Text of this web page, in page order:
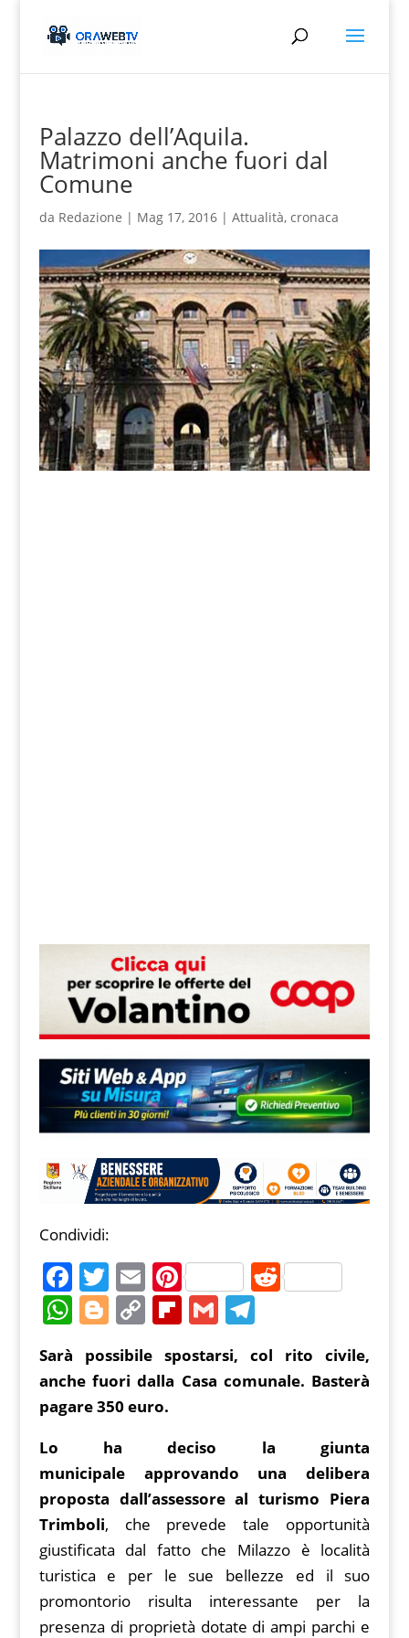
Palazzo dell’Aquila.
Matrimoni anche fuori dal
Comune
da Redazione | Mag 17, 2016| Attualità, cronaca
Condividi:
F
a
c
e
b
o
k
T
w
itt
er
E
m
ai
l
Pi
nt
er
e
st
R
di
t
W
at
s
p
Bl
o
g
g
C
p
y
k
Fl
b
o
d
G
m
ai
l
T
el
e
gr
m
Sarà possibile spostarsi, col rito civile,
anche fuori dalla Casa comunale. Basterà
pagare 350 euro.
Lo ha deciso la giunta
municipale approvando una delibera
proposta dall’assessore al turismo Piera
Trimboli, che prevede tale opportunità
giustificata dal fatto che Milazzo è località
turistica e per le sue bellezze ed il suo
promontorio risulta interessante per la
presenza di proprietà dotate di ampi parchi e